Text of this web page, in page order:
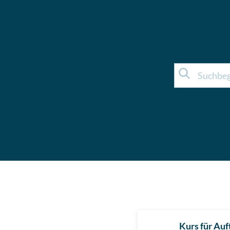
Kurs für